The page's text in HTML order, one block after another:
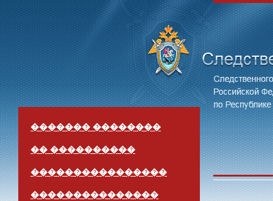
������� ��������
�� ����������
����������������
���������������